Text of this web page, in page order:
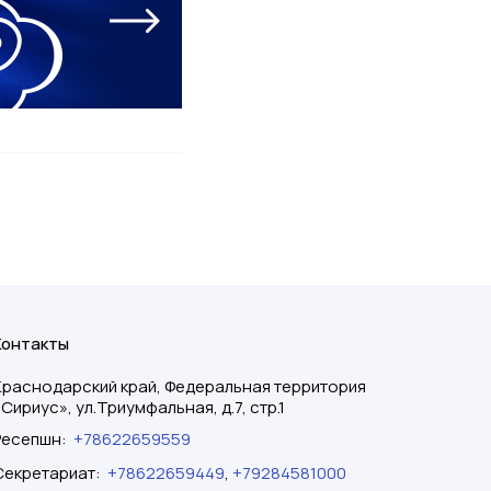
край, Федеральная территория
ул.Триумфальная, д.7, стр.1
: +78622659559
: +78622659449, +79284581000